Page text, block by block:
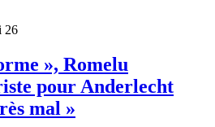
26
», Romelu
pour Anderlecht
mal »